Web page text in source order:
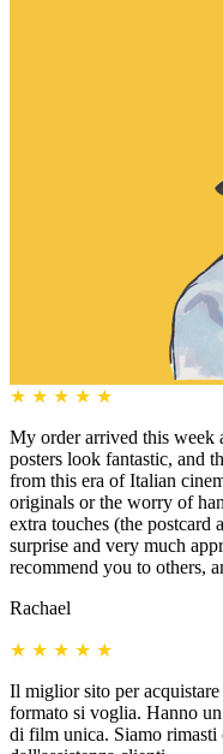
★ ★ ★ ★ ★
My order arrived this week
posters look fantastic, and
from this era of Italian
originals or the worry of
extra touches (the
surprise and very much
recommend you to others,
Rachael
★ ★ ★ ★ ★
Il miglior sito per
formato si voglia. Hanno
di film unica. Siamo rimasti